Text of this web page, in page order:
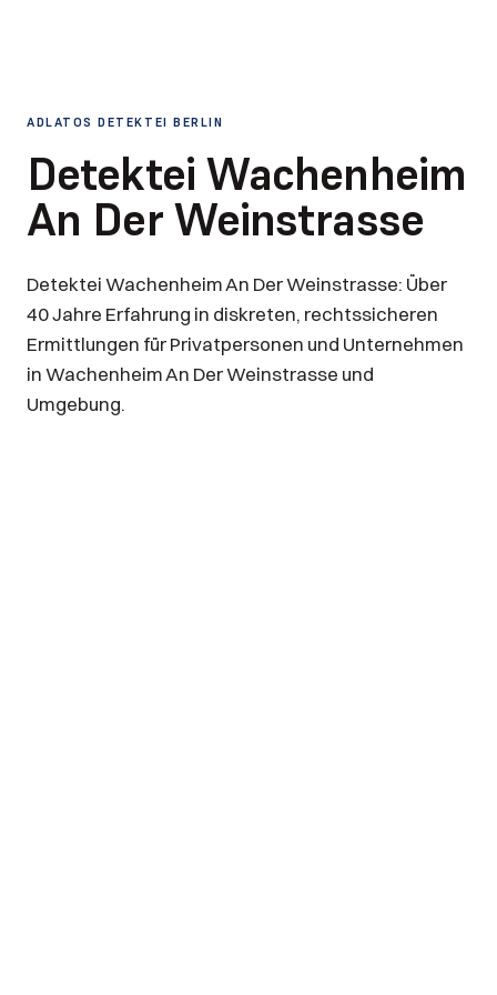
ADLATOS DETEKTEI BERLIN
Detektei Wachenheim
An Der Weinstrasse
Detektei Wachenheim An Der Weinstrasse: Über
40 Jahre Erfahrung in diskreten, rechtssicheren
Ermittlungen für Privatpersonen und Unternehmen
in Wachenheim An Der Weinstrasse und
Umgebung.